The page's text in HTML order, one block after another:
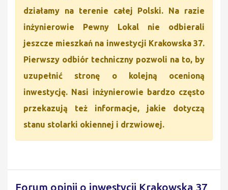
działamy na terenie całej Polski. Na razie
inżynierowie Pewny Lokal nie odbierali
jeszcze mieszkań na inwestycji Krakowska 37.
Pierwszy odbiór techniczny pozwoli na to, by
uzupełnić stronę o kolejną ocenioną
inwestycję. Nasi inżynierowie bardzo często
przekazują też informacje, jakie dotyczą
stanu stolarki okiennej i drzwiowej.
Forum opinii o inwestycji Krakowska 37